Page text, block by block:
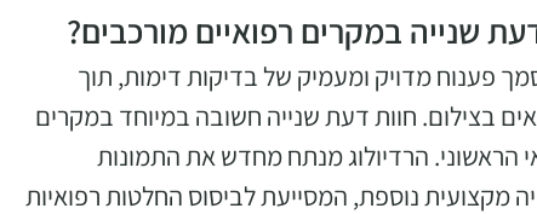
שנייה במקרים רפואיים מורכבים?
פענוח מדויק ומעמיק של בדיקות דימות, תוך
בצילום. חוות דעת שנייה חשובה במיוחד במקרים
הראשוני. הרדיולוג מנתח מחדש את התמונות
מקצועית נוספת, המסייעת לביסוס החלטות רפואיות